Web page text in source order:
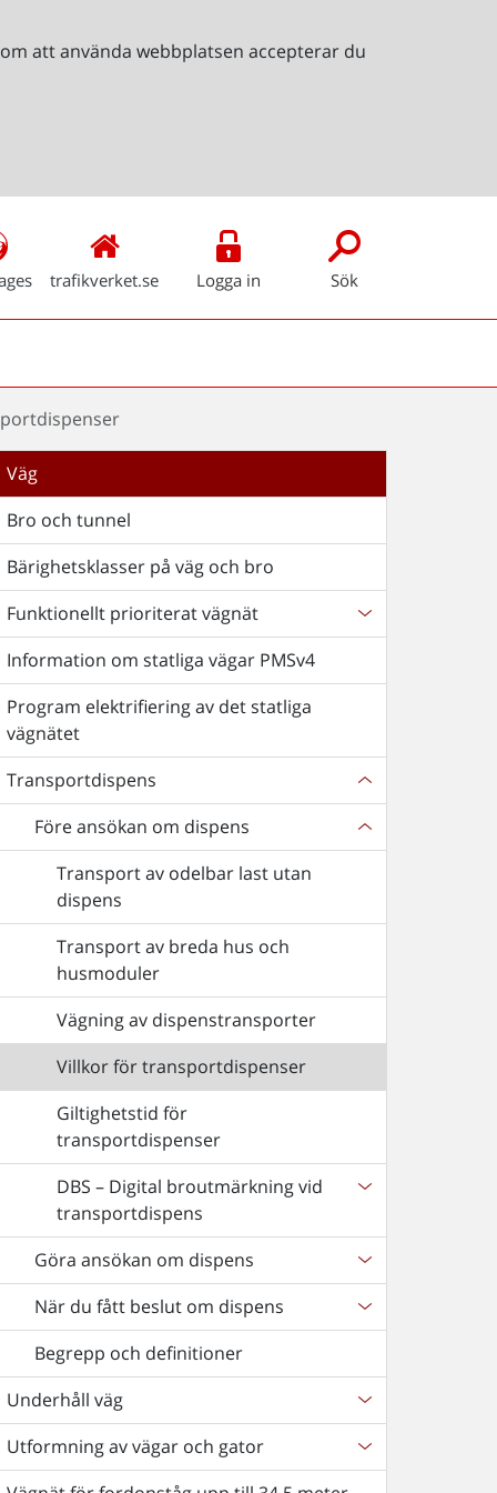
att använda webbplatsen accepterar du
trafikverket.se Logga in Sök
Väg
Bro och tunnel
Bärighetsklasser på väg och bro
Funktionellt prioriterat vägnät
Information om statliga vägar PMSv4
Program elektrifiering av det statliga
vägnätet
Transportdispens
Före ansökan om dispens
Transport av odelbar last utan
dispens
Transport av breda hus och
husmoduler
Vägning av dispenstransporter
Villkor för transportdispenser
Giltighetstid för
transportdispenser
DBS – Digital broutmärkning vid
transportdispens
Göra ansökan om dispens
När du fått beslut om dispens
Begrepp och definitioner
Underhåll väg
Utformning av vägar och gator